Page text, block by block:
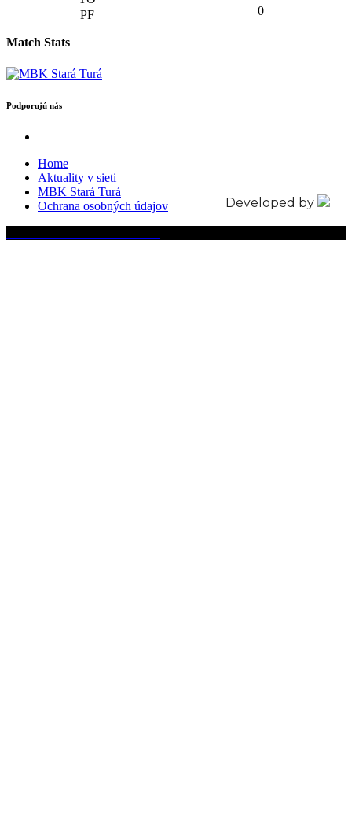
0
Match Stats
Podporujú nás
Home
Aktuality v sieti
MBK Stará Turá
Ochrana osobných údajov
Developed by